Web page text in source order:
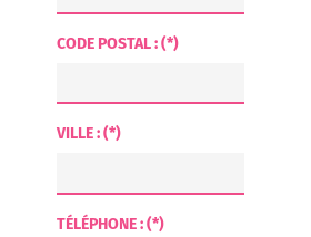
CODE POSTAL : (*)
VILLE : (*)
TÉLÉPHONE : (*)